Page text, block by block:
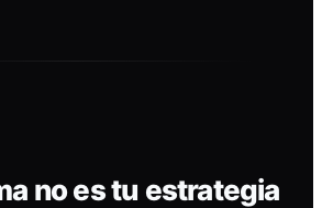
no es tu estrategia